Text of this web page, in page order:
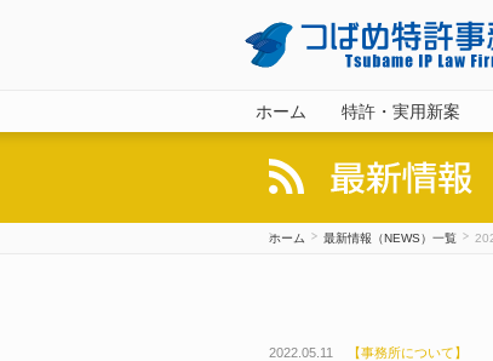
ホーム 特許・実用新案
ホーム 最新情報（NEWS）一覧
2022.05.11 【事務所について】